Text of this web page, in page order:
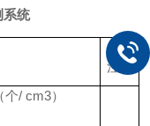
系统
备
注
/ cm3）